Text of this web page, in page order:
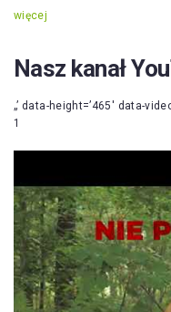
więcej
Nasz kanał
„’ data-height=’465′ data-
1